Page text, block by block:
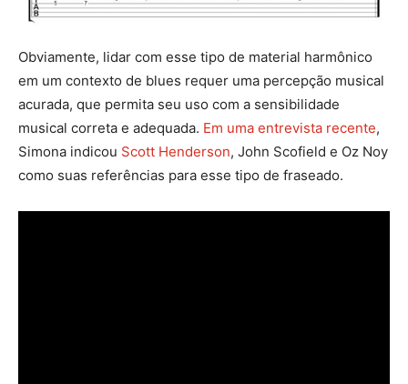
Obviamente, lidar com esse tipo de material harmônico
em um contexto de blues requer uma percepção musical
acurada, que permita seu uso com a sensibilidade
musical correta e adequada. Em uma entrevista recente,
Simona indicou Scott Henderson, John Scofield e Oz Noy
como suas referências para esse tipo de fraseado.